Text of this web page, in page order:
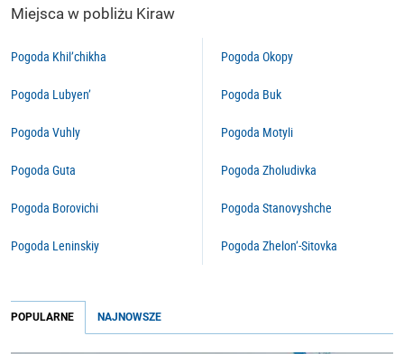
Miejsca w pobliżu Kiraw
Pogoda Khil’chikha
Pogoda Lubyen’
Pogoda Vuhly
Pogoda Guta
Pogoda Borovichi
Pogoda Leninskiy
Pogoda Okopy
Pogoda Buk
Pogoda Motyli
Pogoda Zholudivka
Pogoda Stanovyshche
Pogoda Zhelon’-Sitovka
POPULARNE NAJNOWSZE